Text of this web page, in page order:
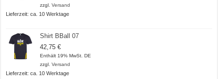
zzgl.Versand
Lieferzeit: ca. 10 Werktage
Shirt BBall 07
42,75€
Enthält 19% MwSt. DE
zzgl.Versand
Lieferzeit: ca. 10 Werktage